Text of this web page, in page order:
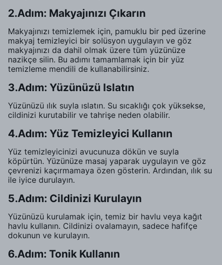
2.Adım: Makyajınızı Çıkarın
Makyajınızı temizlemek için, pamuklu bir ped üzerine
makyaj temizleyici bir solüsyon uygulayın ve göz
makyajınızı da dahil olmak üzere tüm yüzünüze
nazikçe silin. Bu adımı tamamlamak için bir yüz
temizleme mendili de kullanabilirsiniz.
3.Adım: Yüzünüzü Islatın
Yüzünüzü ılık suyla ıslatın. Su sıcaklığı çok yüksekse,
cildinizi kurutabilir ve tahrişe neden olabilir.
4.Adım: Yüz Temizleyici Kullanın
Yüz temizleyicinizi avucunuza dökün ve suyla
köpürtün. Yüzünüze masaj yaparak uygulayın ve göz
çevrenizi kaçırmamaya özen gösterin. Ardından, ılık su
ile iyice durulayın.
5.Adım: Cildinizi Kurulayın
Yüzünüzü kurulamak için, temiz bir havlu veya kağıt
havlu kullanın. Cildinizi ovalamayın, sadece hafifçe
dokunun ve kurulayın.
6.Adım: Tonik Kullanın